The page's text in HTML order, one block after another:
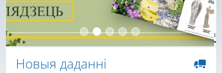
Новыя даданні